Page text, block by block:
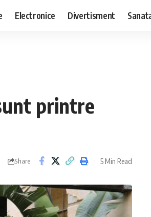
Electronice Divertisment
printre
Share 5 Min Read